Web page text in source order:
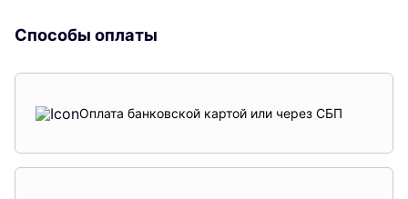
Способы оплаты
Оплата банковской картой или через СБП